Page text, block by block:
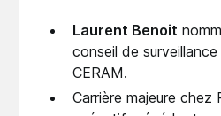
Laurent Benoit
conseil de
CERAM.
Carrière majeure chez